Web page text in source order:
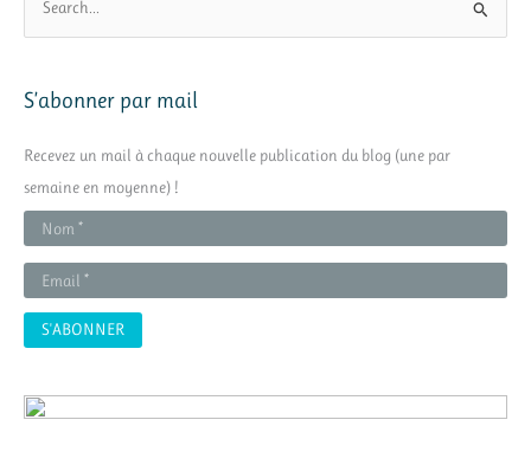
h
r
c
h
e
:
S’abonner par mail
Recevez un mail à chaque nouvelle publication du blog (une par
semaine en moyenne) !